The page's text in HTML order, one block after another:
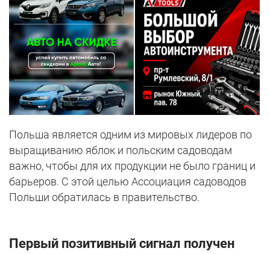
Польша является одним из мировых лидеров по
выращиванию яблок и польским садоводам
важно, чтобы для их продукции не было границ и
барьеров. С этой целью Ассоциация садоводов
Польши обратилась в правительство.
Первый позитивный сигнал получен